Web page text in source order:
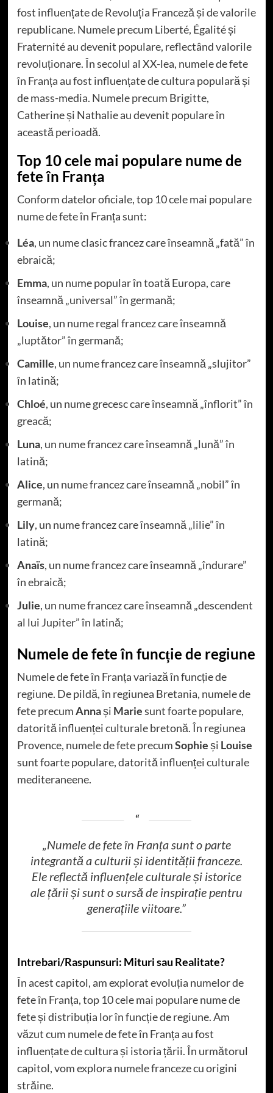
fost influențate de Revoluția Franceză și de valorile
republicane. Numele precum Liberté, Égalité și
Fraternité au devenit populare, reflectând valorile
revoluționare. În secolul al XX-lea, numele de fete
în Franța au fost influențate de cultura populară și
de mass-media. Numele precum Brigitte,
Catherine și Nathalie au devenit populare în
această perioadă.
Top 10 cele mai populare nume de
fete în Franța
Conform datelor oficiale, top 10 cele mai populare
nume de fete în Franța sunt:
Léa, un nume clasic francez care înseamnă „fată” în
ebraică;
Emma, un nume popular în toată Europa, care
înseamnă „universal” în germană;
Louise, un nume regal francez care înseamnă
„luptător” în germană;
Camille, un nume francez care înseamnă „slujitor”
în latină;
Chloé, un nume grecesc care înseamnă „înflorit” în
greacă;
Luna, un nume francez care înseamnă „lună” în
latină;
Alice, un nume francez care înseamnă „nobil” în
germană;
Lily, un nume francez care înseamnă „lilie” în
latină;
Anaïs, un nume francez care înseamnă „îndurare”
în ebraică;
Julie, un nume francez care înseamnă „descendent
al lui Jupiter” în latină;
Numele de fete în funcție de regiune
Numele de fete în Franța variază în funcție de
regiune. De pildă, în regiunea Bretania, numele de
fete precumAnnași Mariesunt foarte populare,
datorită influenței culturale bretonă. În regiunea
Provence, numele de fete precumSophieși Louise
sunt foarte populare, datorită influenței culturale
mediteraneene.
„Numele de fete în Franța sunt o parte
integrantă a culturii și identității franceze.
Ele reflectă influențele culturale și istorice
ale țării și sunt o sursă de inspirație pentru
generațiile viitoare.”
Intrebari/Raspunsuri: Mituri sau Realitate?
În acest capitol, am explorat evoluția numelor de
fete în Franța, top 10 cele mai populare nume de
fete și distribuția lor în funcție de regiune. Am
văzut cum numele de fete în Franța au fost
influențate de cultura și istoria țării. În următorul
capitol, vom explora numele franceze cu origini
străine.